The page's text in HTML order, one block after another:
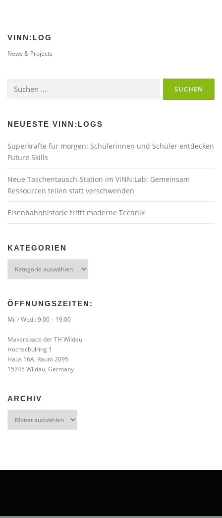
VINN:LOG
News & Projects
nach:
NEUESTE VINN:LOGS
Superkräfte für morgen: Schülerinnen und Schüler entdecken
Future Skills
Neue Taschentausch-Station im ViNN:Lab: Gemeinsam
Ressourcen teilen statt verschwenden
Eisenbahnhistorie trifft moderne Technik
KATEGORIEN
ÖFFNUNGSZEITEN:
Mi. / Wed.: 9:00 – 19:00
Makerspace der TH Wildau
Hochschulring 1
Haus 16A, Raum 2095
15745 Wildau, Germany
ARCHIV